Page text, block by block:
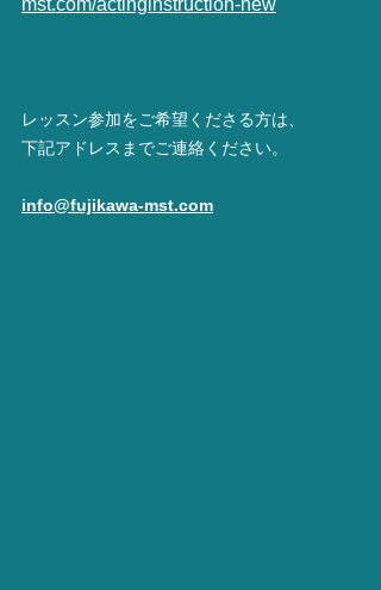
mst.com/actinginstruction-new
レッスン参加をご希望くださる方は、
下記アドレスまでご連絡ください。
info@fujikawa-mst.com